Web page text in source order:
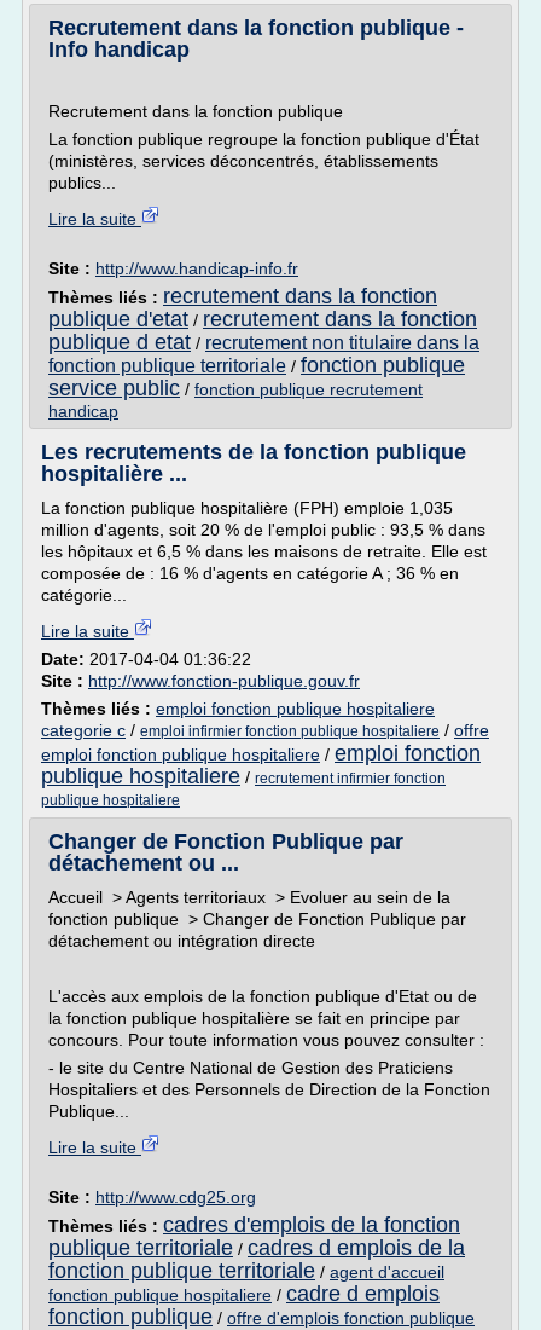
Recrutement dans la fonction publique -
Info handicap
Recrutement dans la fonction publique
La fonction publique regroupe la fonction publique d'État
(ministères, services déconcentrés, établissements
publics...
Lire la suite
Site : http://www.handicap-info.fr
Thèmes liés : recrutement dans la fonction
publique d'etat / recrutement dans la fonction
publique d etat / recrutement non titulaire dans la
fonction publique territoriale / fonction publique
service public / fonction publique recrutement
handicap
Les recrutements de la fonction publique
hospitalière ...
La fonction publique hospitalière (FPH) emploie 1,035
million d'agents, soit 20 % de l'emploi public : 93,5 % dans
les hôpitaux et 6,5 % dans les maisons de retraite. Elle est
composée de : 16 % d'agents en catégorie A ; 36 % en
catégorie...
Lire la suite
Date: 2017-04-04 01:36:22
Site : http://www.fonction-publique.gouv.fr
Thèmes liés : emploi fonction publique hospitaliere
categorie c / emploi infirmier fonction publique hospitaliere / offre
emploi fonction publique hospitaliere / emploi fonction
publique hospitaliere / recrutement infirmier fonction
publique hospitaliere
Changer de Fonction Publique par
détachement ou ...
Accueil > Agents territoriaux > Evoluer au sein de la
fonction publique > Changer de Fonction Publique par
détachement ou intégration directe
L'accès aux emplois de la fonction publique d'Etat ou de
la fonction publique hospitalière se fait en principe par
concours. Pour toute information vous pouvez consulter :
- le site du Centre National de Gestion des Praticiens
Hospitaliers et des Personnels de Direction de la Fonction
Publique...
Lire la suite
Site : http://www.cdg25.org
Thèmes liés : cadres d'emplois de la fonction
publique territoriale / cadres d emplois de la
fonction publique territoriale / agent d'accueil
fonction publique hospitaliere / cadre d emplois
fonction publique / offre d'emplois fonction publique